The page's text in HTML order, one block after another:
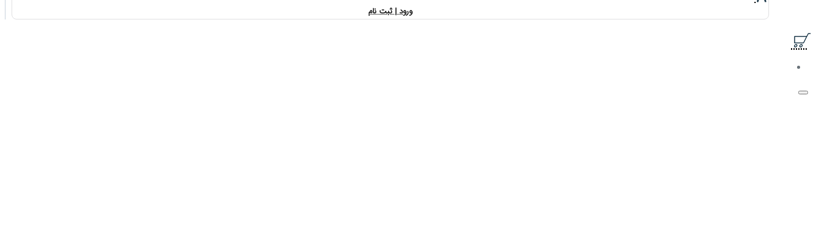
ورود | ثبت نام